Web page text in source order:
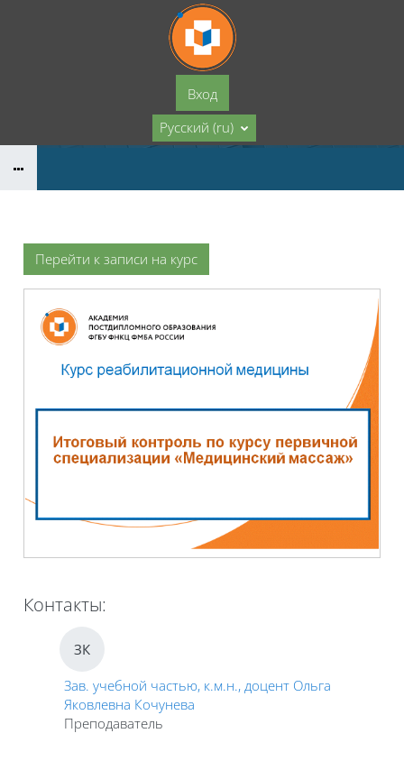
Перейти к основному содержанию
Вход
Русский ‎(ru)‎
Перейти к записи на курс
Контакты:
ЗК
Зав. учебной частью, к.м.н., доцент Ольга
Яковлевна Кочунева
Преподаватель